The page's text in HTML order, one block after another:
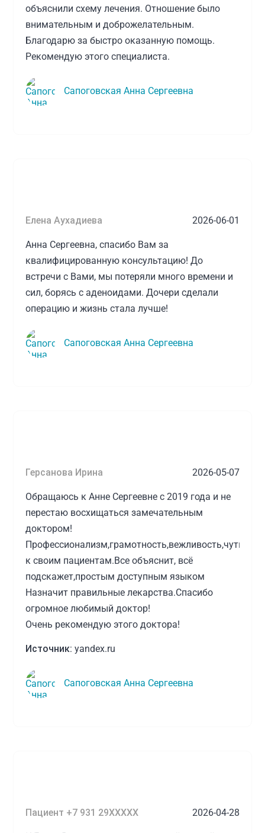
объяснили схему лечения. Отношение было
внимательным и доброжелательным.
Благодарю за быстро оказанную помощь.
Рекомендую этого специалиста.
Сапоговская Анна Сергеевна
Елена Аухадиева 2026-06-01
Анна Сергеевна, спасибо Вам за
квалифицированную консультацию! До
встречи с Вами, мы потеряли много времени и
сил, борясь с аденоидами. Дочери сделали
операцию и жизнь стала лучше!
Сапоговская Анна Сергеевна
Герсанова Ирина 2026-05-07
Обращаюсь к Анне Сергеевне с 2019 года и не
перестаю восхищаться замечательным
доктором!
к своим пациентам.Все объяснит, всё
подскажет,простым доступным языком
Назначит правильные лекарства.Спасибо
огромное любимый доктор!
Очень рекомендую этого доктора!
Источник: yandex.ru
Сапоговская Анна Сергеевна
Пациент +7 931 29XXXXX 2026-04-28